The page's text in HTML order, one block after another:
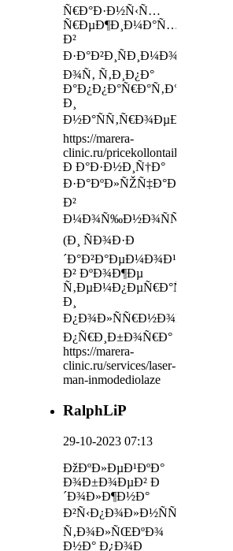
Ñ€Ð°Ð·Ð½Ñ‹Ñ…
Ñ€ÐµÐ¶Ð¸Ð¼Ð°Ñ…
Ð²
Ð·Ð°Ð²Ð¸ÑÐ¸Ð¼Ð¾ÑÑ‚Ð¸
Ð¾Ñ‚ Ñ‚Ð¸Ð¿Ð°
Ð°Ð¿Ð¿Ð°Ñ€Ð°Ñ‚Ð°
Ð¸
Ð½Ð°ÑÑ‚Ñ€Ð¾ÐµÐº
https://marera-
clinic.ru/pricekollontailaserep
Ð Ð°Ð·Ð½Ð¸Ñ†Ð°
Ð·Ð°ÐºÐ»ÑŽÑ‡Ð°ÐµÑ‚ÑÑ
Ð²
Ð¼Ð¾Ñ‰Ð½Ð¾ÑÑ‚Ð¸
(Ð¸ ÑÐ¾Ð·Ð
´Ð°Ð²Ð°ÐµÐ¼Ð¾Ð¹
Ð² ÐºÐ¾Ð¶Ðµ
Ñ‚ÐµÐ¼Ð¿ÐµÑ€Ð°Ñ‚ÑƒÑ€Ðµ)
Ð¸
Ð¿Ð¾Ð»ÑÑ€Ð½Ð¾ÑÑ‚Ð¸
Ð¿Ñ€Ð¸Ð±Ð¾Ñ€Ð°
https://marera-
clinic.ru/services/laser-
man-inmodediolaze
RalphLiP
29-10-2023 07:13
ÐžÐºÐ»ÐµÐ¹ÐºÐ°
Ð¾Ð±Ð¾ÐµÐ² Ð
´Ð¾Ð»Ð¶Ð½Ð°
Ð²Ñ‹Ð¿Ð¾Ð»Ð½ÑÑ‚ÑŒÑÑ
Ñ‚Ð¾Ð»ÑŒÐºÐ¾
Ð½Ð° Ð¿Ð¾Ð